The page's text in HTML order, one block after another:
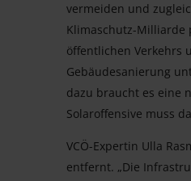
vermeiden und
Klimaschutz-Milliarde
öffentlichen Verkehrs
Gebäudesanierung
dazu braucht es eine
Solaroffensive muss
VCÖ-Expertin Ulla
entfernt. „Die